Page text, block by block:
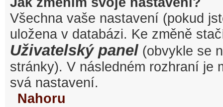
Všechna vaše nastavení (pokud
uložena v databázi. Ke změně
Uživatelský panel (obvykle se
stránky). V následném rozhraní je
svá nastavení.
Nahoru